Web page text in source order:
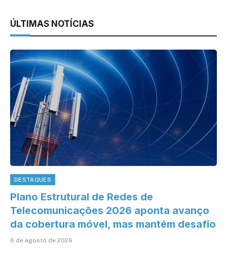
ÚLTIMAS NOTÍCIAS
DESTAQUES
Plano Estrutural de Redes de
Telecomunicações 2026 aponta avanço
da cobertura móvel, mas mantém desafio
6 de agosto de 2026